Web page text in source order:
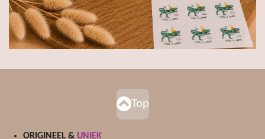
Top
ORIGINEEL & UNIEK